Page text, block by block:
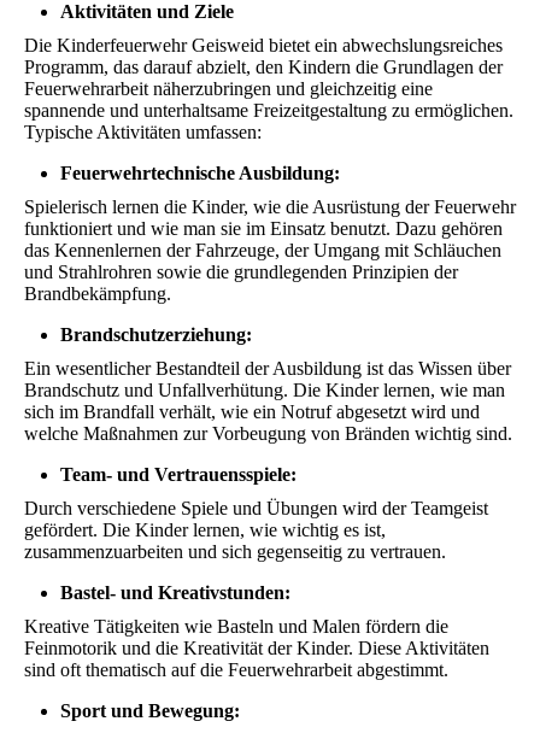
Aktivitäten und Ziele
Die Kinderfeuerwehr Geisweid bietet ein abwechslungsreiches
Programm, das darauf abzielt, den Kindern die Grundlagen der
Feuerwehrarbeit näherzubringen und gleichzeitig eine
spannende und unterhaltsame Freizeitgestaltung zu ermöglichen.
Typische Aktivitäten umfassen:
Feuerwehrtechnische Ausbildung:
Spielerisch lernen die Kinder, wie die Ausrüstung der Feuerwehr
funktioniert und wie man sie im Einsatz benutzt. Dazu gehören
das Kennenlernen der Fahrzeuge, der Umgang mit Schläuchen
und Strahlrohren sowie die grundlegenden Prinzipien der
Brandbekämpfung.
Brandschutzerziehung:
Ein wesentlicher Bestandteil der Ausbildung ist das Wissen über
Brandschutz und Unfallverhütung. Die Kinder lernen, wie man
sich im Brandfall verhält, wie ein Notruf abgesetzt wird und
welche Maßnahmen zur Vorbeugung von Bränden wichtig sind.
Team- und Vertrauensspiele:
Durch verschiedene Spiele und Übungen wird der Teamgeist
gefördert. Die Kinder lernen, wie wichtig es ist,
zusammenzuarbeiten und sich gegenseitig zu vertrauen.
Bastel- und Kreativstunden:
Kreative Tätigkeiten wie Basteln und Malen fördern die
Feinmotorik und die Kreativität der Kinder. Diese Aktivitäten
sind oft thematisch auf die Feuerwehrarbeit abgestimmt.
Sport und Bewegung: